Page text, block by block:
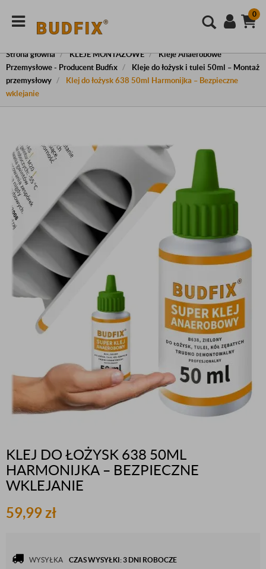
0
Strona główna KLEJE MONTAŻOWE
Kleje Anaerobowe
Przemysłowe - Producent Budfix
Kleje do łożysk i tulei 50ml – Montaż
przemysłowy
Klej do łożysk 638 50ml Harmonijka – Bezpieczne
wklejanie
KLEJ DO ŁOŻYSK 638 50ML
HARMONIJKA – BEZPIECZNE
WKLEJANIE
59,99zł
WYSYŁKA CZAS WYSYŁKI: 3 DNI ROBOCZE